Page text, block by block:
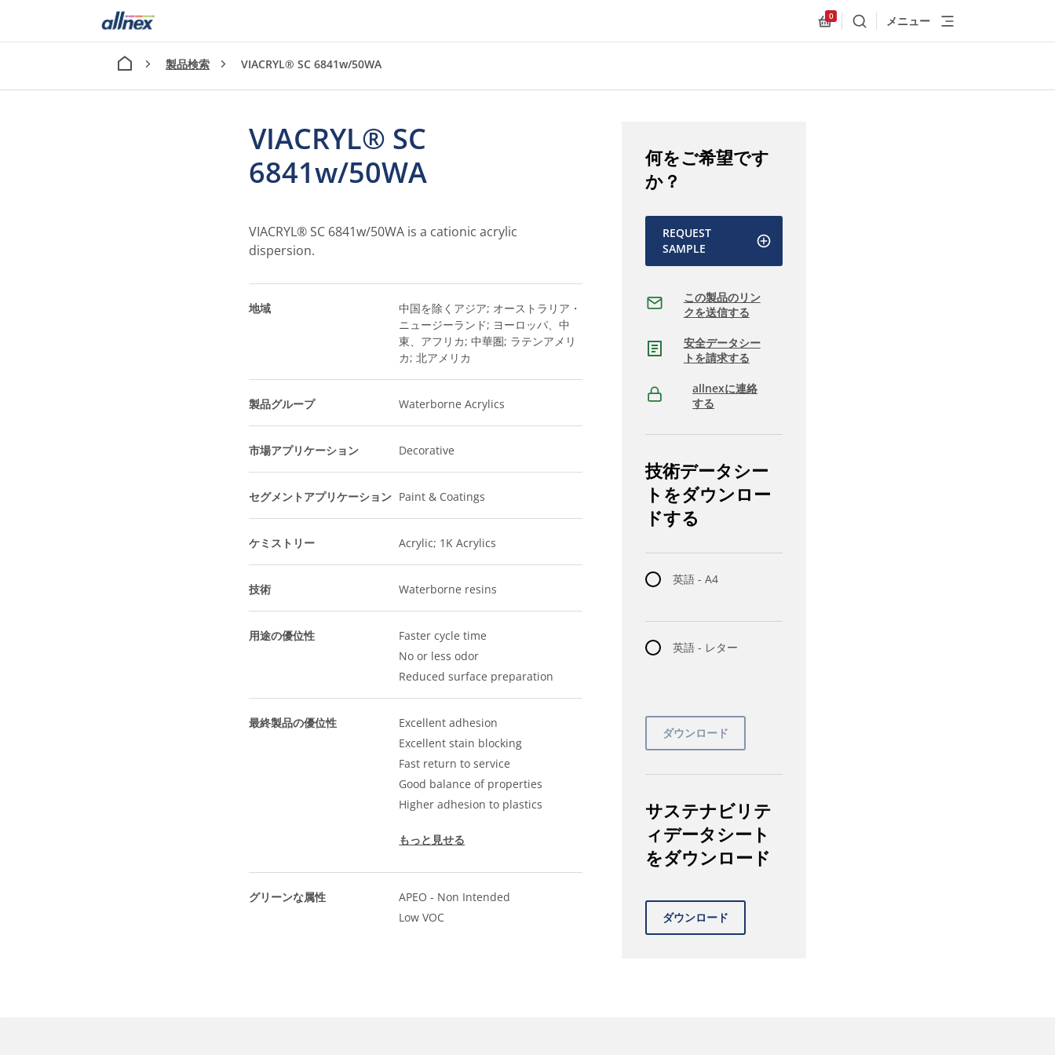
Allnex.GeneralResources.Cart
0
検索 メニュー
製品検索 VIACRYL® SC 6841w/50WA
VIACRYL® SC
6841w/50WA
VIACRYL® SC 6841w/50WA is a cationic acrylic
dispersion.
地域
中国を除くアジア; オーストラリア・
ニュージーランド; ヨーロッパ、中
東、アフリカ; 中華圏; ラテンアメリ
カ; 北アメリカ
製品グループ Waterborne Acrylics
市場アプリケーション Decorative
セグメントアプリケーション Paint & Coatings
ケミストリー Acrylic; 1K Acrylics
技術 Waterborne resins
用途の優位性
Faster cycle time
No or less odor
Reduced surface preparation
最終製品の優位性
Excellent adhesion
Excellent stain blocking
Fast return to service
Good balance of properties
Higher adhesion to plastics
もっと見せる
グリーンな属性
APEO - Non Intended
Low VOC
何をご希望です
か？
REQUEST
SAMPLE
この製品のリン
クを送信する
安全データシー
トを請求する
allnexに連絡
する
技術データシー
トをダウンロー
ドする
英語 - A4
英語 - レター
サステナビリテ
ィデータシート
をダウンロード